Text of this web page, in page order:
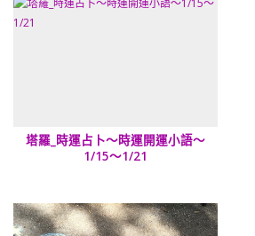
塔羅_時運占卜～時運開運小語～
1/15～1/21